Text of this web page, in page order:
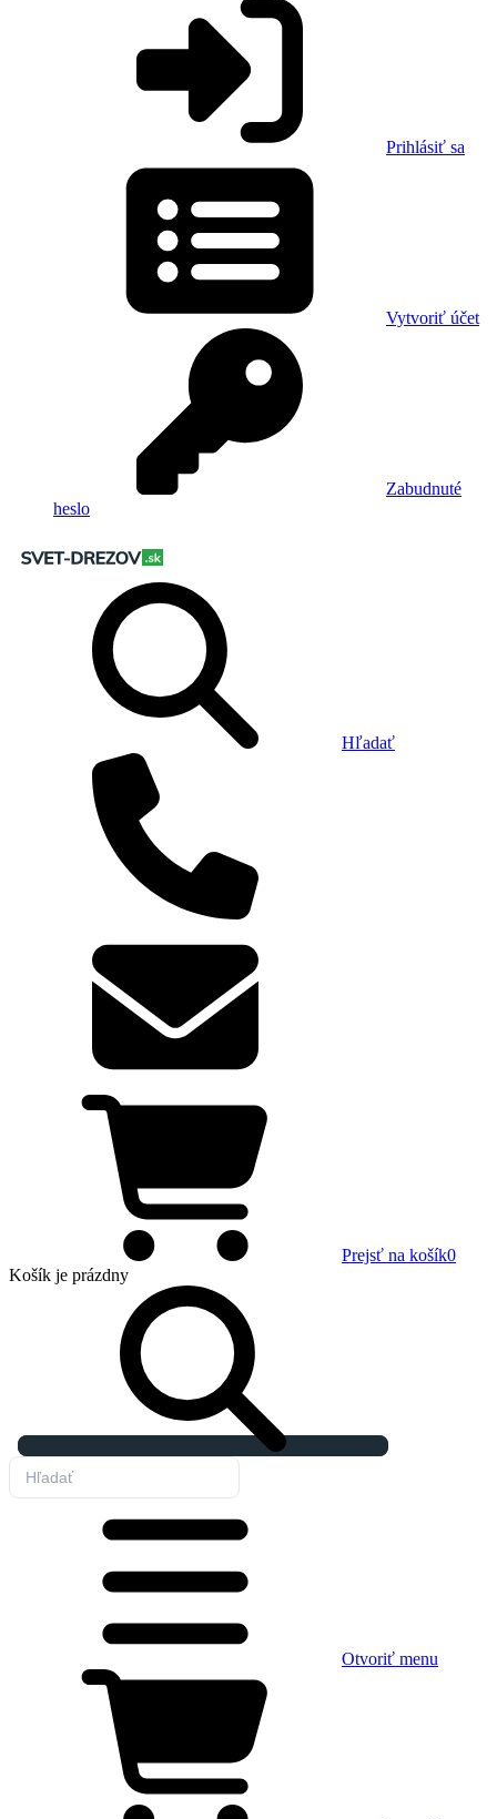
Prihlásiť sa
Vytvoriť účet
Zabudnuté
heslo
Hľadať
Prejsť na košík0
Košík je prázdny
Otvoriť menu